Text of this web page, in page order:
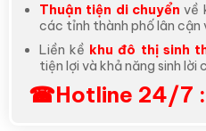
Thuận tiện di chuyển về
các tỉnh thành phố lân cận
Liền kề khu đô thị sinh
tiện lợi và khả năng sinh
☎Hotline 24/7